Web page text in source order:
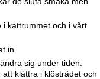
i kattrummet och i vårt
in.
sig under tiden.
klättra i klösträdet och